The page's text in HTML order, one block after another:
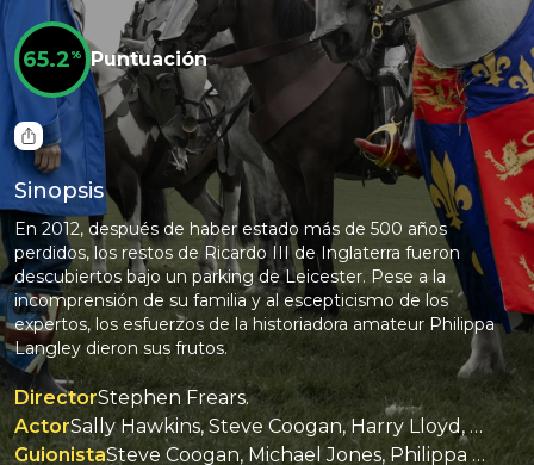
65.2% Puntuación
Sinopsis
En 2012, después de haber estado más de 500 años
perdidos, los restos de Ricardo III de Inglaterra fueron
descubiertos bajo un parking de Leicester. Pese a la
incomprensión de su familia y al escepticismo de los
expertos, los esfuerzos de la historiadora amateur Philippa
Langley dieron sus frutos.
DirectorStephen Frears.
Actor
Sally Hawkins, Steve Coogan, Harry Lloyd, Mark Addy, James Fleet, Lee Ingleby.
Guionista
Steve Coogan, Michael Jones, Philippa Langley, Jeff Pope.